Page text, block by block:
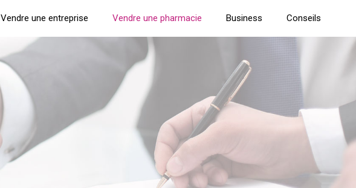
Vendre une entreprise Vendre une pharmacie Business Conseils